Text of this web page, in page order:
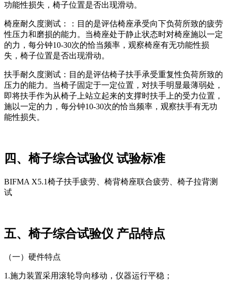
功能性损失，椅子位置是否出现滑动。
椅座耐久度测试：：目的是评估椅座承受向下负荷所致的疲劳
性压力和磨损的能力。当椅座处于静止状态时对椅座施以一定
的力，每分钟10-30次的恰当频率，观察椅座有无功能性损
失，椅子位置是否出现滑动。
扶手耐久度测试：目的是评估椅子扶手承受重复性负荷所致的
压力的能力。当椅子固定于一定位置，对扶手明显最薄弱处，
即将扶手作为从椅子上站立起来的支撑时扶手上的受力位置，
施以一定的力，每分钟10-30次的恰当频率，观察扶手有无功
能性损失。
四、椅子综合试验仪 试验标准
BIFMA X5.1椅子扶手疲劳、椅背椅座联合疲劳、椅子拉背测
试
五、椅子综合试验仪 产品特点
（一）硬件特点
1.施力装置采用滚轮导向移动，仪器运行平稳；